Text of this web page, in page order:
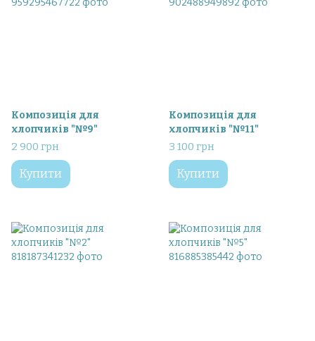
Композиція для
хлопчиків "№9"
2 900 грн
Купити
Композиція для
хлопчиків "№11"
3 100 грн
Купити